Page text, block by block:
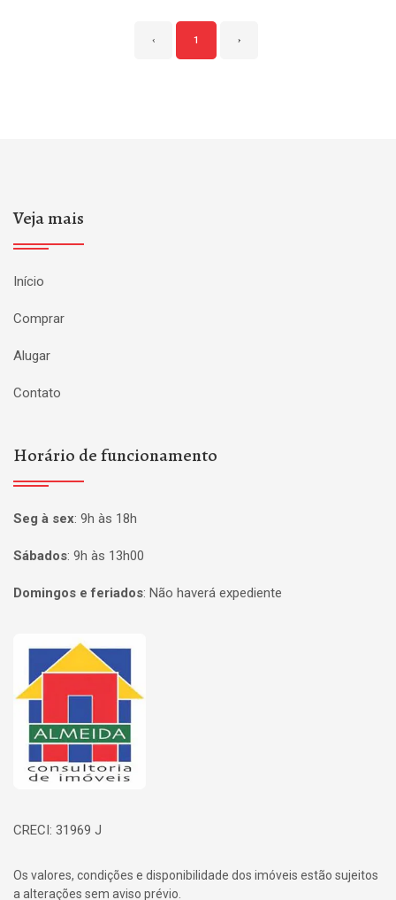
‹ 1 ›
Veja mais
Início
Comprar
Alugar
Contato
Horário de funcionamento
Seg à sex: 9h às 18h
Sábados: 9h às 13h00
Domingos e feriados: Não haverá expediente
Página inicial
CRECI: 31969 J
Os valores, condições e disponibilidade dos imóveis estão sujeitos
a alterações sem aviso prévio.